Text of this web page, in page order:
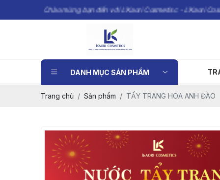
Chào mừng bạn đến với L’Kaori Cosmetisc - L’Kaori
DANH MỤC SẢN PHẨM
Trang chủ Sản phẩm TẨY TRANG HOA ANH ĐÀO